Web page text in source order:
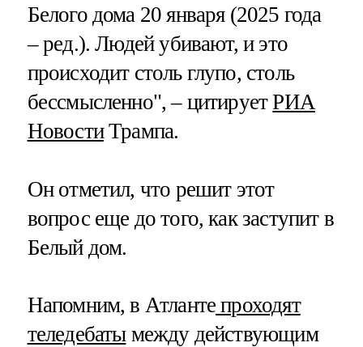
Белого дома 20 января (2025 года
– ред.). Людей убивают, и это
происходит столь глупо, столь
бессмысленно", – цитируетРИА
НовостиТрампа.
Он отметил, что решит этот
вопрос еще до того, как заступит в
Белый дом.
Напомним, в Атланте проходят
теледебатымежду действующим